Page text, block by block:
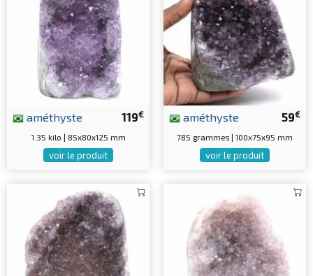
119€
améthyste
1.35 kilo | 85x80x125 mm
voir le produit
59€
améthyste
785 grammes | 100x75x95 mm
voir le produit